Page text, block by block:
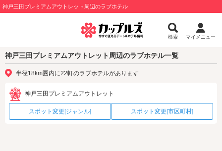
神戸三田プレミアムアウトレット周辺のラブホテル
検索 マイメニュー
神戸三田プレミアムアウトレット周辺のラブホテル一覧
半径18km圏内に22軒のラブホテルがあります
神戸三田プレミアムアウトレット
スポット変更[ジャンル] スポット変更[市区町村]